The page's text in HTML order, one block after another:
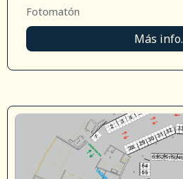
Fotomatón
Más info.